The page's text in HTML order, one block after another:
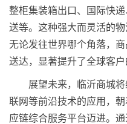
整柜集装箱出口、国际快
送等。这种强大而灵活的
无论发往世界哪个角落，
送达，显著提升了全球客
展望未来，临沂商城
联网等前沿技术的应用，
应链综合服务平台迈进。